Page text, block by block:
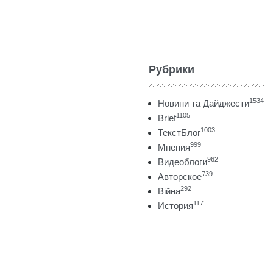
Рубрики
Новини та Дайджести1534
Brief1105
ТекстБлог1003
Мнения999
Видеоблоги962
Авторское739
Війна292
История117